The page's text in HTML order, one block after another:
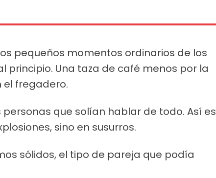
pequeños momentos ordinarios de los
principio. Una taza de café menos por la
el fregadero.
que solían hablar de todo. Así es
sino en susurros.
sólidos, el tipo de pareja que podía